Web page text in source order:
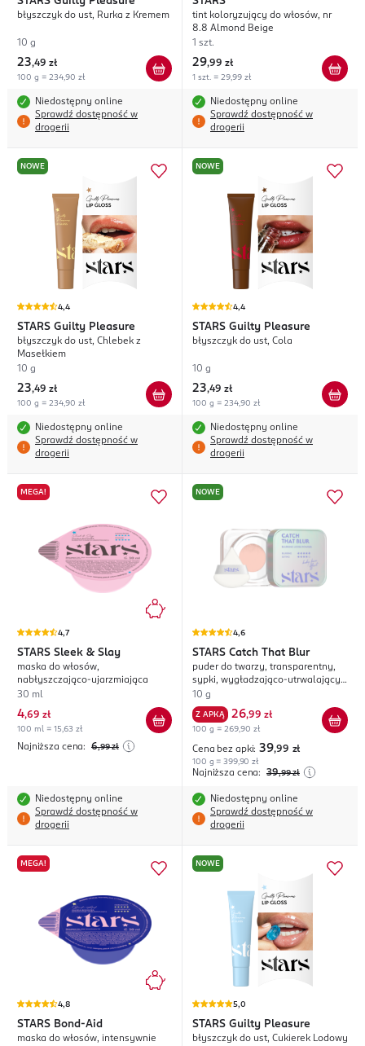
błyszczyk do ust, Rurka z Kremem
10 g
23,49 zł
100 g = 234,90 zł
Niedostępny online
Sprawdź dostępność w
drogerii
tint koloryzujący do włosów, nr
8.8 Almond Beige
1 szt.
29,99 zł
1 szt. = 29,99 zł
Niedostępny online
Sprawdź dostępność w
drogerii
NOWE
4,4
STARS Guilty Pleasure
błyszczyk do ust, Chlebek z
Masełkiem
10 g
23,49 zł
100 g = 234,90 zł
Niedostępny online
Sprawdź dostępność w
drogerii
NOWE
4,4
STARS Guilty Pleasure
błyszczyk do ust, Cola
10 g
23,49 zł
100 g = 234,90 zł
Niedostępny online
Sprawdź dostępność w
drogerii
MEGA!
4,7
STARS Sleek & Slay
maska do włosów,
nabłyszczająco-ujarzmiająca
30 ml
4,69 zł
100 ml = 15,63 zł
Najniższa cena: 6,99 zł
Niedostępny online
Sprawdź dostępność w
drogerii
NOWE
4,6
STARS Catch That Blur
puder do twarzy, transparentny,
sypki, wygładzająco-utrwalający,
nr 01 Natural Beige
10 g
Z APKĄ 26,99 zł
100 g = 269,90 zł
Cena bez apki: 39,99 zł
100 g = 399,90 zł
Najniższa cena: 39,99 zł
Niedostępny online
Sprawdź dostępność w
drogerii
MEGA!
4,8
STARS Bond-Aid
maska do włosów, intensywnie
NOWE
5,0
STARS Guilty Pleasure
błyszczyk do ust, Cukierek Lodowy